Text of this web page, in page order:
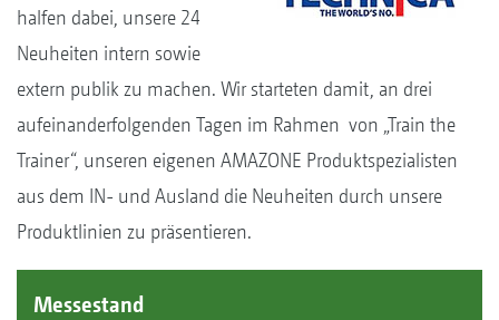
halfen dabei, unsere 24
Neuheiten intern sowie
extern publik zu machen. Wir starteten damit, an drei
aufeinanderfolgenden Tagen im Rahmen von „Train the
Trainer“, unseren eigenen AMAZONE Produktspezialisten
aus dem IN- und Ausland die Neuheiten durch unsere
Produktlinien zu präsentieren.
Messestand